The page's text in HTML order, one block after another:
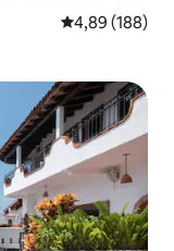
4,89 av 5 i
4,89 (188)